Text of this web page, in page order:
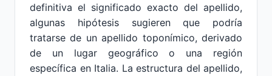
definitiva el significado exacto del apellido,
algunas hipótesis sugieren que podría
tratarse de un apellido toponímico, derivado
de un lugar geográfico o una región
específica en Italia. La estructura del apellido,